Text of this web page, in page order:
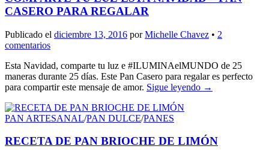
CASERO PARA REGALAR
Publicado el diciembre 13, 2016 porMichelle Chavez • 2
comentarios
Esta Navidad, comparte tu luz e #ILUMINAelMUNDO de 25
maneras durante 25 días. Este Pan Casero para regalar es perfecto
para compartir este mensaje de amor. Sigue leyendo →
PAN ARTESANAL/PAN DULCE/PANES
RECETA DE PAN BRIOCHE DE LIMÓN